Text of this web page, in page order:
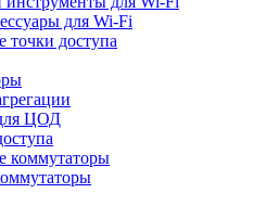
для Wi-Fi
точки доступа
ЦОД
коммутаторы